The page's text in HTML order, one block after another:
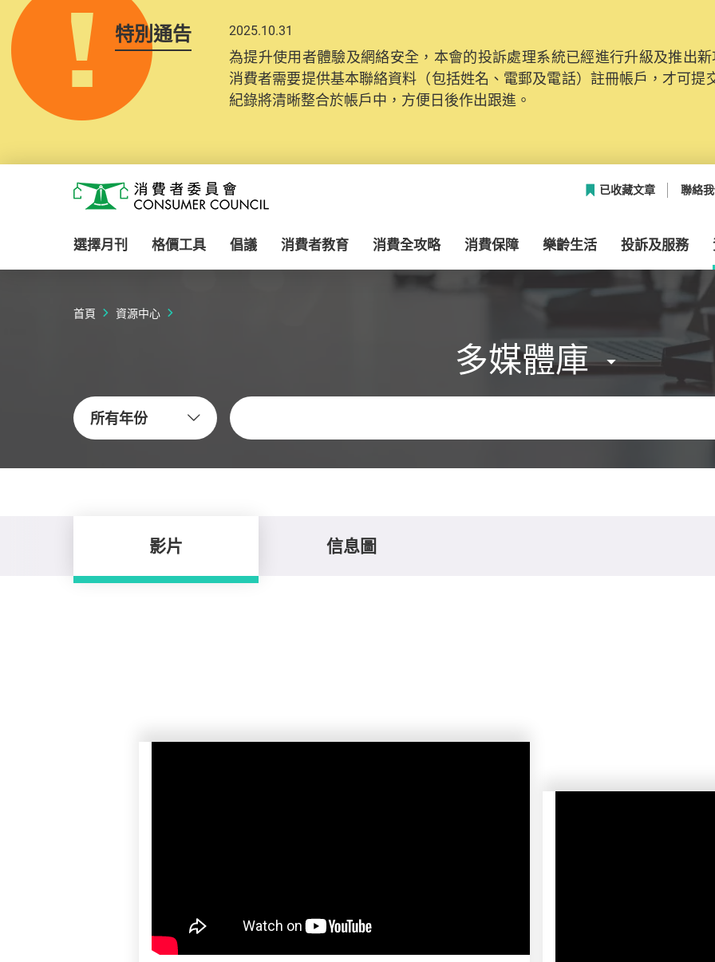
特別通告 2025.10.31
為提升使用者體驗及網絡安全，本會的投訴處理系統已經進行升級及推出
消費者需要提供基本聯絡資料（包括姓名、電郵及電話）註冊帳戶，才可提
紀錄將清晰整合於帳戶中，方便日後作出跟進。
消費者委員會
已收藏文章 聯絡
選擇月刊 格價工具 倡議 消費者教育 消費全攻略 消費保障 樂齡生活 投訴及服務
首頁 資源中心
多媒體庫
所有年份
關鍵字
影片 信息圖